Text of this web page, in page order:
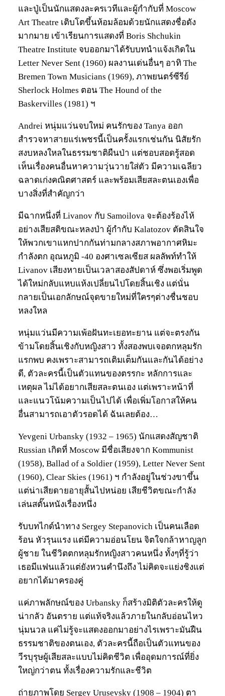
และปู่เป็นนักแสดงละครเวทีและผู้กำกับที่ Moscow
Art Theatre เติบโตขึ้นห้อมล้อมด้วยนักแสดงชื่อดัง
มากมาย เข้าเรียนการแสดงที่ Boris Shchukin
Theatre Institute จบออกมาได้รับบทนำแจ้งเกิดใน
Letter Never Sent (1960) ผลงานเด่นอื่นๆ อาทิ The
Bremen Town Musicians (1969), ภาพยนตร์ซีรีย์
Sherlock Holmes ตอน The Hound of the
Baskervilles (1981) ฯ
Andrei หนุ่มแว่นจบใหม่ คนรักของ Tanya ออก
สำรวจหาสายแร่เพชรนี้เป็นครั้งแรกเช่นกัน นิสัยรัก
สงบหลงใหลในธรรมชาติผืนป่า แต่ชอบสอดรู้สอด
เห็นเรื่องคนอื่นหาความวุ่นวายใส่ตัว มีความเฉลียว
ฉลาดเก่งคณิตศาสตร์ และพร้อมเสียสละตนเองเพื่อ
บางสิ่งที่สำคัญกว่า
มีฉากหนึ่งที่ Livanov กับ Samoilova จะต้องร้องไห้
อย่างเสียสติขณะหลงป่า ผู้กำกับ Kalatozov ตัดสินใจ
ให้พวกเขาแหกปากกันท่ามกลางสภาพอากาศหิมะ
กำลังตก อุณหภูมิ -40 องศาเซลเซียส ผลลัพท์ทำให้
Livanov เสียงหายเป็นเวลาสองสัปดาห์ ซึ่งพอเริ่มพูด
ได้ใหม่กลับแหบแห้งเปลี่ยนไปโดยสิ้นเชิง แต่นั่น
กลายเป็นเอกลักษณ์จุดขายใหม่ที่ใครๆต่างชื่นชอบ
หลงใหล
หนุ่มแว่นมีความเพ้อฝันทะเยอทะยาน แต่จะตรงกัน
ข้ามโดยสิ้นเชิงกับหญิงสาว ทั้งสองพบเจอตกหลุมรัก
แรกพบ คงเพราะสามารถเติมเต็มกันและกันได้อย่าง
ดี, ตัวละครนี้เป็นตัวแทนของตรรกะ หลักการและ
เหตุผล ไม่ได้อยากเสียสละตนเอง แต่เพราะหน้าที่
และแนวโน้มความเป็นไปได้ เพื่อเพิ่มโอกาสให้คน
อื่นสามารถเอาตัวรอดได้ ฉันเลยต้อง…
Yevgeni Urbansky (1932 – 1965) นักแสดงสัญชาติ
Russian เกิดที่ Moscow มีชื่อเสียงจาก Kommunist
(1958), Ballad of a Soldier (1959), Letter Never Sent
(1960), Clear Skies (1961) ฯ กำลังอยู่ในช่วงขาขึ้น
แต่น่าเสียดายอายุสั้นไปหน่อย เสียชีวิตขณะกำลัง
เล่นสตั๊นหนังเรื่องหนึ่ง
รับบทไกด์นำทาง Sergey Stepanovich เป็นคนเลือด
ร้อน หัวรุนแรง แต่มีความอ่อนโยน จิตใจกล้าหาญลูก
ผู้ชาย ในชีวิตตกหลุมรักหญิงสาวคนหนึ่ง ทั้งๆที่รู้ว่า
เธอมีแฟนแล้วแต่ยังหวนคำนึงถึง ไม่คิดจะแย่งชิงแต่
อยากได้มาครองคู่
แค่ภาพลักษณ์ของ Urbansky ก็สร้างมิติตัวละครให้ดู
น่ากลัว อันตราย แต่แท้จริงแล้วภายในกลับอ่อนไหว
นุ่มนวล แค่ไม่รู้จะแสดงออกมาอย่างไรเพราะมันฝืน
ธรรมชาติของตนเอง, ตัวละครนี้ถือเป็นตัวแทนของ
วีรบุรุษผู้เสียสละแบบไม่คิดชีวิต เพื่ออุดมการณ์ที่ยิ่ง
ใหญ่กว่าตน ทั้งเรื่องความรักและชีวิต
ถ่ายภาพโดย Sergey Urusevsky (1908 – 1904) ตา